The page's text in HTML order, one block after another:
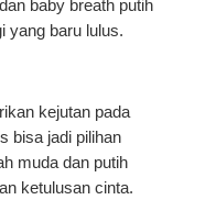
baby breath putih
yang baru lulus.
kejutan pada
bisa jadi pilihan
muda dan putih
ketulusan cinta.